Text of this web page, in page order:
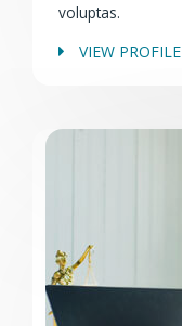
voluptas.
VIEW PROFILE